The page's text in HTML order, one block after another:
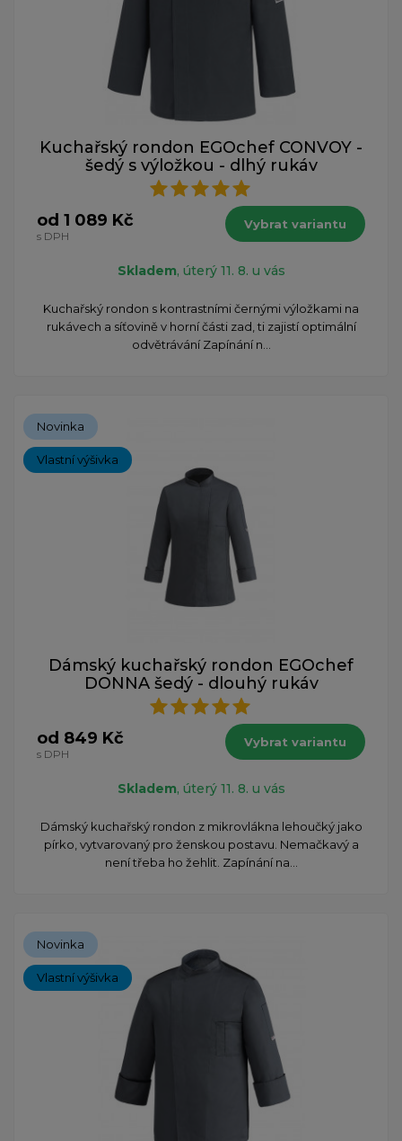
Kuchařský rondon EGOchef CONVOY -
šedý s výložkou - dlhý rukáv
od 1 089 Kč
s DPH
Vybrat variantu
Skladem, úterý 11. 8. u vás
​Kuchařský rondon s kontrastními černými výložkami na
rukávech a síťovině v horní části zad, ti zajistí optimální
odvětrávání Zapínání n...
Novinka
Vlastní výšivka
Dámský kuchařský rondon EGOchef
DONNA šedý - dlouhý rukáv
od 849 Kč
s DPH
Vybrat variantu
Skladem, úterý 11. 8. u vás
Dámský kuchařský rondon z mikrovlákna lehoučký jako
pírko, vytvarovaný pro ženskou postavu. Nemačkavý a
není třeba ho žehlit. Zapínání na...
Novinka
Vlastní výšivka